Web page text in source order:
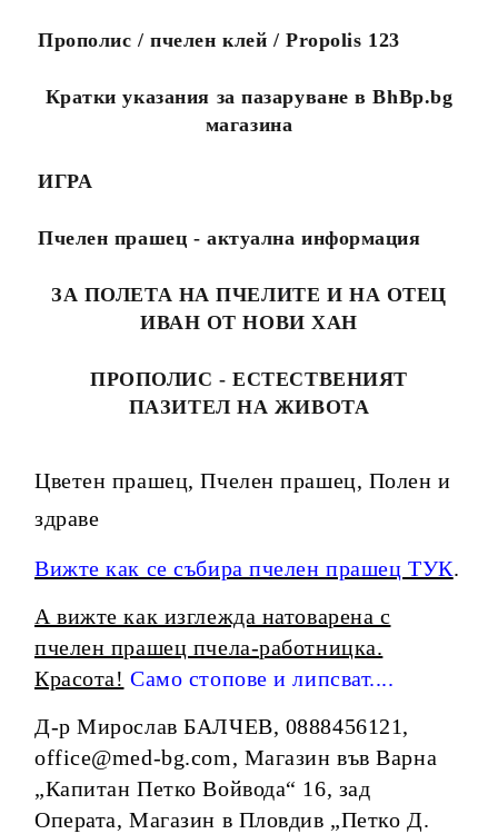
Прополис / пчелен клей / Propolis 123
Кратки указания за пазаруване в BhBp.bg
магазина
ИГРА
Пчелен прашец - актуална информация
ЗА ПОЛЕТА НА ПЧЕЛИТЕ И НА ОТЕЦ
ИВАН ОТ НОВИ ХАН
ПРОПОЛИС - ЕСТЕСТВЕНИЯТ
ПАЗИТЕЛ НА ЖИВОТА
Цветен прашец, Пчелен прашец, Полен и
здраве
Вижте как се събира пчелен прашец ТУК.
А вижте как изглежда натоварена с
пчелен прашец пчела-работницка.
Красота! Само стопове и липсват....
Д-р Мирослав БАЛЧЕВ, 0888456121,
office@med-bg.com, Магазин във Варна
„Капитан Петко Войвода“ 16, зад
Операта, Магазин в Пловдив „Петко Д.